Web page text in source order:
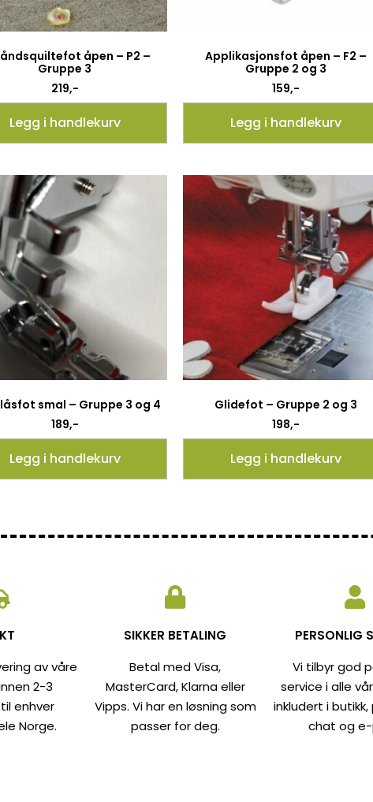
åpen – P2 –
Gruppe 3
219,-
Legg i handlekurv
Applikasjonsfot åpen – F2 –
Gruppe 2 og 3
159,-
Legg i handlekurv
smal – Gruppe 3 og 4
189,-
Legg i handlekurv
Glidefot – Gruppe 2 og 3
198,-
Legg i handlekurv
av våre
2-3
enhver
Norge.
SIKKER BETALING
Betal med Visa,
MasterCard, Klarna eller
Vipps. Vi har en løsning som
passer for deg.
PERSONLIG
Vi tilbyr god
service i alle
inkludert i
chat og